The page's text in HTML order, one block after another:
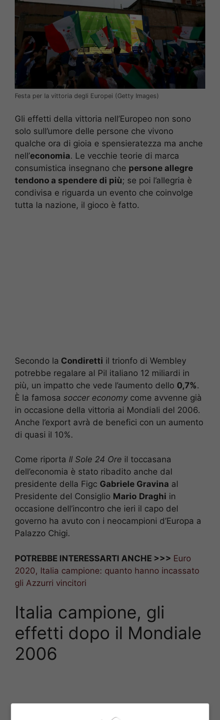
Festa per la vittoria degli Europei (Getty Images)
Gli effetti della vittoria nell’Europeo non sono
solo sull’umore delle persone che vivono
qualche ora di gioia e spensieratezza ma anche
nell’economia. Le vecchie teorie di marca
consumistica insegnano che persone allegre
tendono a spendere di più; se poi l’allegria è
condivisa e riguarda un evento che coinvolge
tutta la nazione, il gioco è fatto.
Secondo la Condiretti il trionfo di Wembley
potrebbe regalare al Pil italiano 12 miliardi in
più, un impatto che vede l’aumento dello 0,7%.
È la famosa soccer economy come avvenne già
in occasione della vittoria ai Mondiali del 2006.
Anche l’export avrà de benefici con un aumento
di quasi il 10%.
Come riporta Il Sole 24 Ore il toccasana
dell’economia è stato ribadito anche dal
presidente della Figc Gabriele Gravina al
Presidente del Consiglio Mario Draghi in
occasione dell’incontro che ieri il capo del
governo ha avuto con i neocampioni d’Europa a
Palazzo Chigi.
POTREBBE INTERESSARTI ANCHE >>> Euro
2020, Italia campione: quanto hanno incassato
gli Azzurri vincitori
Italia campione, gli
effetti dopo il Mondiale
2006